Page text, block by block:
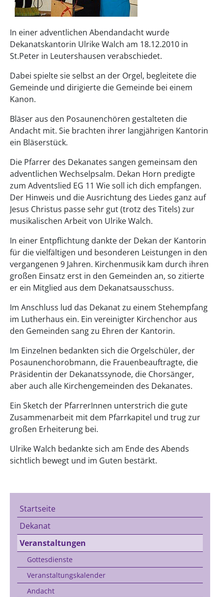
In einer adventlichen Abendandacht wurde
Dekanatskantorin Ulrike Walch am 18.12.2010 in
St.Peter in Leutershausen verabschiedet.
Dabei spielte sie selbst an der Orgel, begleitete die
Gemeinde und dirigierte die Gemeinde bei einem
Kanon.
Bläser aus den Posaunenchören gestalteten die
Andacht mit. Sie brachten ihrer langjährigen Kantorin
ein Bläserstück.
Die Pfarrer des Dekanates sangen gemeinsam den
adventlichen Wechselpsalm. Dekan Horn predigte
zum Adventslied EG 11 Wie soll ich dich empfangen.
Der Hinweis und die Ausrichtung des Liedes ganz auf
Jesus Christus passe sehr gut (trotz des Titels) zur
musikalischen Arbeit von Ulrike Walch.
In einer Entpflichtung dankte der Dekan der Kantorin
für die vielfältigen und besonderen Leistungen in den
vergangenen 9 Jahren. Kirchenmusik kam durch ihren
großen Einsatz erst in den Gemeinden an, so zitierte
er ein Mitglied aus dem Dekanatsausschuss.
Im Anschluss lud das Dekanat zu einem Stehempfang
im Lutherhaus ein. Ein vereinigter Kirchenchor aus
den Gemeinden sang zu Ehren der Kantorin.
Im Einzelnen bedankten sich die Orgelschüler, der
Posaunenchorobmann, die Frauenbeauftragte, die
Präsidentin der Dekanatssynode, die Chorsänger,
aber auch alle Kirchengemeinden des Dekanates.
Ein Sketch der PfarrerInnen unterstrich die gute
Zusammenarbeit mit dem Pfarrkapitel und trug zur
großen Erheiterung bei.
Ulrike Walch bedankte sich am Ende des Abends
sichtlich bewegt und im Guten bestärkt.
Startseite
Dekanat
Veranstaltungen
Gottesdienste
Veranstaltungskalender
Andacht